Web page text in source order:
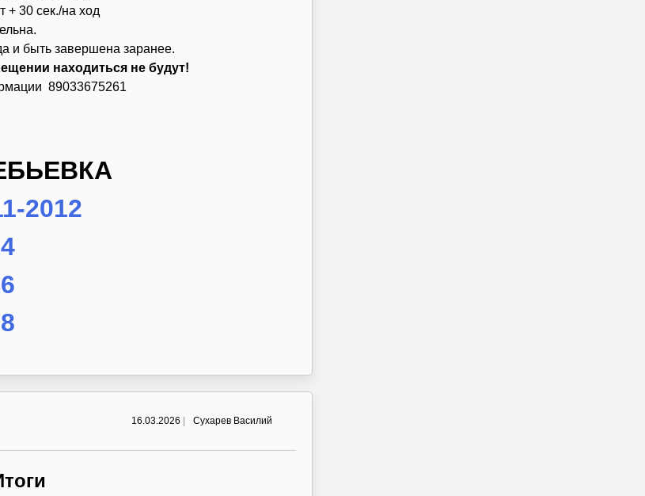
+ 30 сек./на ход
и быть завершена заранее.
находиться не будут!
89033675261
2012
16.03.2026 | Сухарев Василий